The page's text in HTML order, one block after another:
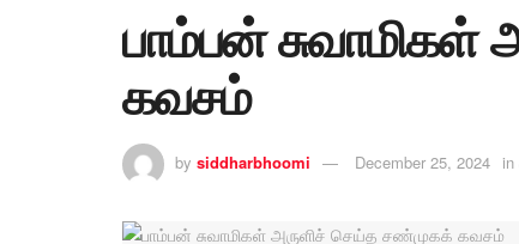
பாம்பன்
கவசம்
by siddharbhoomi December 25, 2024 in